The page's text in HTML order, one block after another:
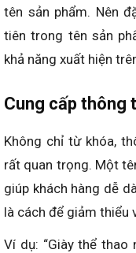
tên sản phẩm. Nên
tiên trong tên sản
khả năng xuất hiện
Cung cấp thông
Không chỉ từ khóa,
rất quan trọng. Một
giúp khách hàng dễ
là cách để giảm thiểu
Ví dụ: “Giày thể thao